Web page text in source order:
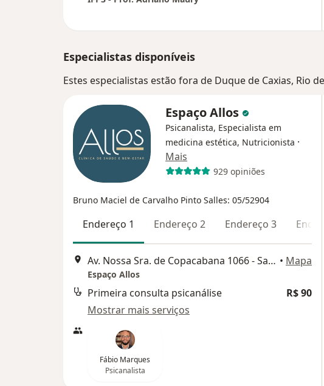
Especialistas disponíveis
Estes especialistas estão fora de Duque de Caxias, Rio
Espaço Allos
Psicanalista, Especialista em
medicina estética, Nutricionista ·
Mais
929 opiniões
Bruno Maciel de Carvalho Pinto Salles: 05/52904
Endereço 1 Endereço 2 Endereço 3
Av. Nossa Sra. de Copacabana 1066 - Sala 804, Rio de Janeiro • Mapa
Espaço Allos
Primeira consulta psicanálise
R$ 90
Mostrar mais serviços
Fábio Marques
Psicanalista